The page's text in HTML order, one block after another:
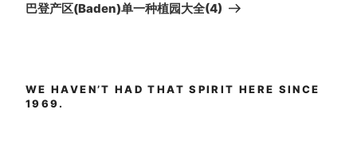
Post
巴登产区(Baden)单一种植园大全(4)
WE HAVEN’T HAD THAT SPIRIT HERE SINCE
1969.